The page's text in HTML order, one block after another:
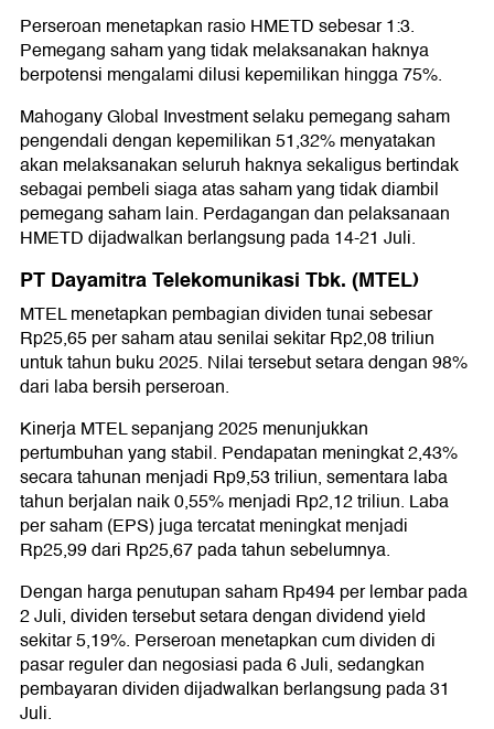
Perseroan menetapkan rasio HMETD sebesar 1:3.
Pemegang saham yang tidak melaksanakan haknya
berpotensi mengalami dilusi kepemilikan hingga 75%.
Mahogany Global Investment selaku pemegang saham
pengendali dengan kepemilikan 51,32% menyatakan
akan melaksanakan seluruh haknya sekaligus bertindak
sebagai pembeli siaga atas saham yang tidak diambil
pemegang saham lain. Perdagangan dan pelaksanaan
HMETD dijadwalkan berlangsung pada 14-21 Juli.
PT Dayamitra Telekomunikasi Tbk. (MTEL)
MTEL menetapkan pembagian dividen tunai sebesar
Rp25,65 per saham atau senilai sekitar Rp2,08 triliun
untuk tahun buku 2025. Nilai tersebut setara dengan 98%
dari laba bersih perseroan.
Kinerja MTEL sepanjang 2025 menunjukkan
pertumbuhan yang stabil. Pendapatan meningkat 2,43%
secara tahunan menjadi Rp9,53 triliun, sementara laba
tahun berjalan naik 0,55% menjadi Rp2,12 triliun. Laba
per saham (EPS) juga tercatat meningkat menjadi
Rp25,99 dari Rp25,67 pada tahun sebelumnya.
Dengan harga penutupan saham Rp494 per lembar pada
2 Juli, dividen tersebut setara dengan dividend yield
sekitar 5,19%. Perseroan menetapkan cum dividen di
pasar reguler dan negosiasi pada 6 Juli, sedangkan
pembayaran dividen dijadwalkan berlangsung pada 31
Juli.